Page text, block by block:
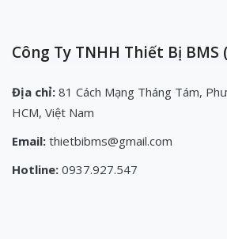
Công Ty TNHH Thiết Bị BMS
Địa chỉ: 81 Cách Mạng Tháng Tám,
HCM, Việt Nam
Email: thietbibms@gmail.com
Hotline: 0937.927.547